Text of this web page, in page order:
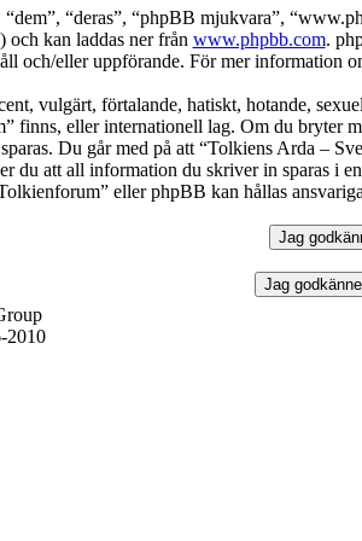
“deras”, “phpBB mjukvara”,
och kan laddas ner från www.phpbb.com.
och/eller uppförande. För mer information
vulgärt, förtalande, hatiskt, hotande,
finns, eller internationell lag. Om du bryter
Du går med på att “Tolkiens Arda –
du att all information du skriver in sparas i
eller phpBB kan hållas
2010